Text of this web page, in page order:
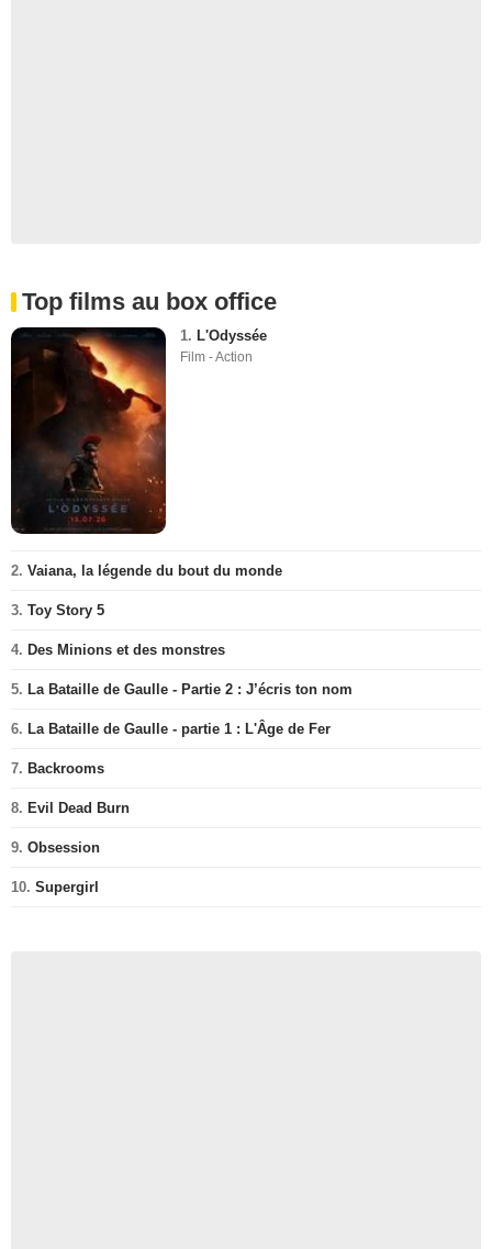
Top films au box office
1. L'Odyssée
Film - Action
2. Vaiana, la légende du bout du monde
3. Toy Story 5
4. Des Minions et des monstres
5. La Bataille de Gaulle - Partie 2 : J’écris ton nom
6. La Bataille de Gaulle - partie 1 : L'Âge de Fer
7. Backrooms
8. Evil Dead Burn
9. Obsession
10. Supergirl